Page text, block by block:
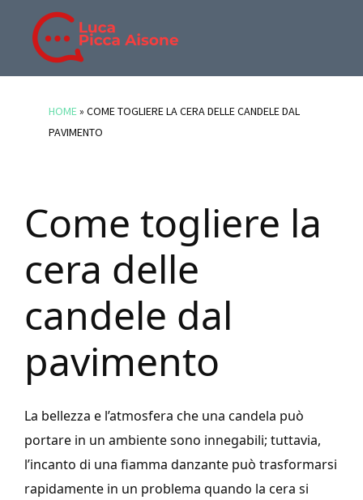
primary
BLOG
DI
LUCA
Blog
Luca
HOME» COME TOGLIERE LA CERA DELLE CANDELE DAL
PAVIMENTO
Come togliere la
cera delle
candele dal
pavimento
La bellezza e l’atmosfera che una candela può
portare in un ambiente sono innegabili; tuttavia,
l’incanto di una fiamma danzante può trasformarsi
rapidamente in un problema quando la cera si